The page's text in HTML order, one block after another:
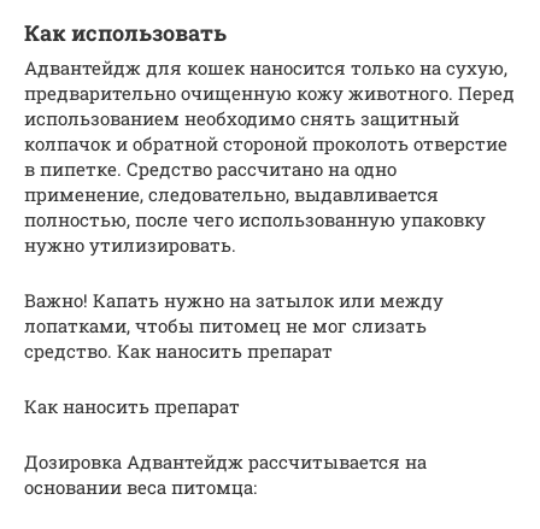
Как использовать
Адвантейдж для кошек наносится только на сухую,
предварительно очищенную кожу животного. Перед
использованием необходимо снять защитный
колпачок и обратной стороной проколоть отверстие
в пипетке. Средство рассчитано на одно
применение, следовательно, выдавливается
полностью, после чего использованную упаковку
нужно утилизировать.
Важно! Капать нужно на затылок или между
лопатками, чтобы питомец не мог слизать
средство. Как наносить препарат
Как наносить препарат
Дозировка Адвантейдж рассчитывается на
основании веса питомца: